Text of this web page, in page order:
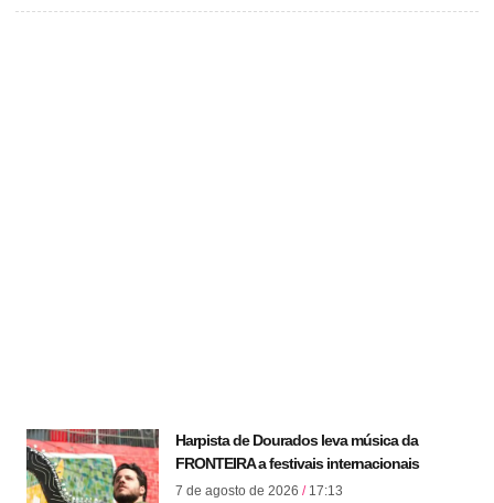
Harpista de Dourados leva música da
FRONTEIRA a festivais internacionais
7 de agosto de 2026 17:13